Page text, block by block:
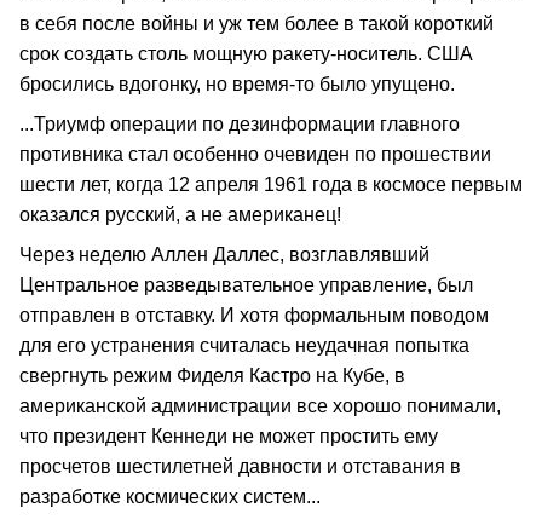
в себя после войны и уж тем более в такой короткий
срок создать столь мощную ракету-носитель. США
бросились вдогонку, но время-то было упущено.
...Триумф операции по дезинформации главного
противника стал особенно очевиден по прошествии
шести лет, когда 12 апреля 1961 года в космосе первым
оказался русский, а не американец!
Через неделю Аллен Даллес, возглавлявший
Центральное разведывательное управление, был
отправлен в отставку. И хотя формальным поводом
для его устранения считалась неудачная попытка
свергнуть режим Фиделя Кастро на Кубе, в
американской администрации все хорошо понимали,
что президент Кеннеди не может простить ему
просчетов шестилетней давности и отставания в
разработке космических систем...